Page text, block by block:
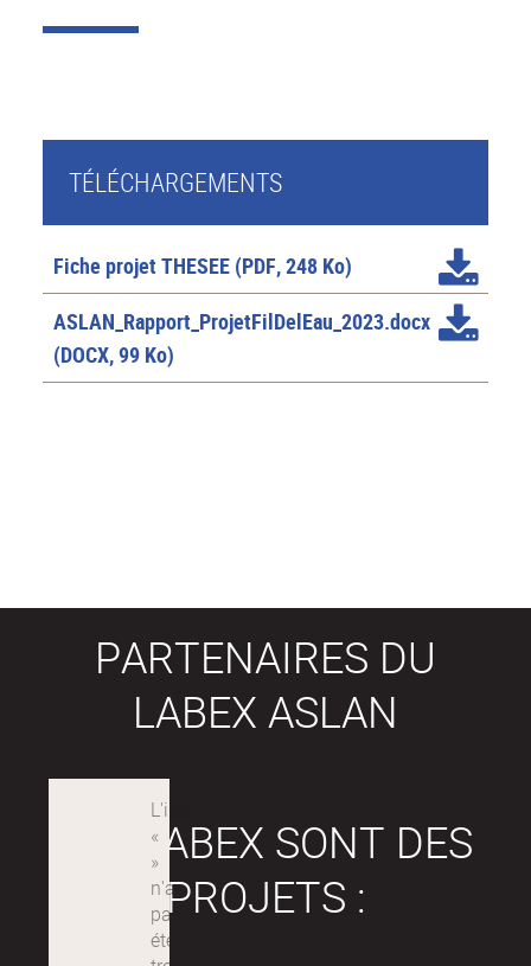
TÉLÉCHARGEMENTS
Fiche projet THESEE (PDF, 248 Ko)
ASLAN_Rapport_ProjetFilDelEau_2023.docx
(DOCX, 99 Ko)
PARTENAIRES DU
LABEX ASLAN
LES LABEX SONT DES
PROJETS :